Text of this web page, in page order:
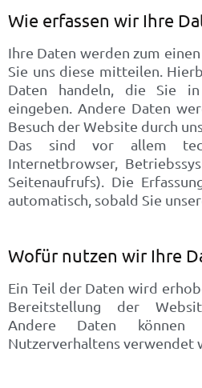
Wie erfassen wir Ihre
Ihre Daten werden zum
Sie uns diese mitteilen.
Daten handeln, die Sie
eingeben. Andere Daten
Besuch der Website durch
Das sind vor allem
Internetbrowser,
Seitenaufrufs). Die
automatisch, sobald Sie
Wofür nutzen wir Ihre
Ein Teil der Daten wird
Bereitstellung der
Andere Daten
Nutzerverhaltens verwendet